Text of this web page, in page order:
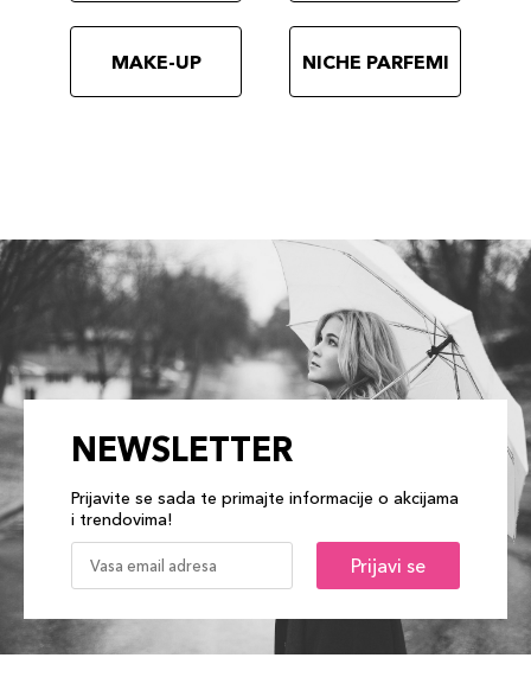
MAKE-UP NICHE PARFEMI
NEWSLETTER
Prijavite se sada te primajte informacije o akcijama
i trendovima!
Prijavi se